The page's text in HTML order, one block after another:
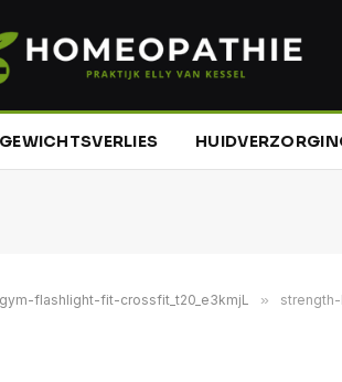
GEWICHTSVERLIES
flashlight-fit-crossfit_t20_e3kmjL » strength-